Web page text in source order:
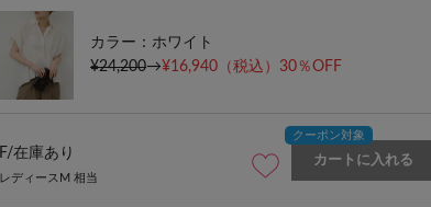
カラー：ホワイト
¥24,200→¥16,940 （税込）30％OFF
F/在庫あり
レディースM 相当
カートに入れる